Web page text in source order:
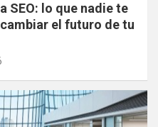
SEO: lo que nadie te
el futuro de tu